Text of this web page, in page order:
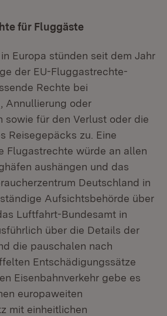
für Fluggäste
Europa stünden seit dem Jahr
der EU-Fluggastrechte-
Rechte bei
Annullierung oder
sowie für den Verlust oder die
Reisegepäcks zu. Eine
Flugastrechte würde an allen
aushängen und das
Deutschland in
Aufsichtsbehörde über
Luftfahrt-Bundesamt in
über die Details der
die pauschalen nach
Entschädigungssätze
Eisenbahnverkehr gebe es
europaweiten
mit einheitlichen